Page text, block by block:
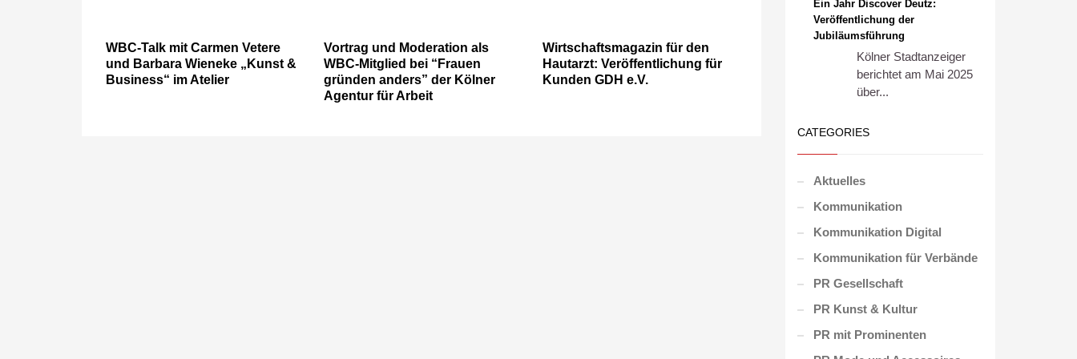
WBC-Talk mit Carmen Vetere
und Barbara Wieneke „Kunst &
Business“ im Atelier
Vortrag und Moderation als
WBC-Mitglied bei “Frauen
gründen anders” der Kölner
Agentur für Arbeit
Wirtschaftsmagazin für den
Hautarzt: Veröffentlichung für
Kunden GDH e.V.
Ein Jahr Discover Deutz:
Veröffentlichung der
Jubiläumsführung
Kölner Stadtanzeiger
berichtet am Mai 2025
über...
CATEGORIES
Aktuelles
Kommunikation
Kommunikation Digital
Kommunikation für Verbände
PR Gesellschaft
PR Kunst & Kultur
PR mit Prominenten